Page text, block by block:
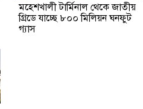
মহেশখালী টার্মিনাল থেকে জাতীয়
গ্রিডে যাচ্ছে ৮০০ মিলিয়ন ঘনফুট
গ্যাস